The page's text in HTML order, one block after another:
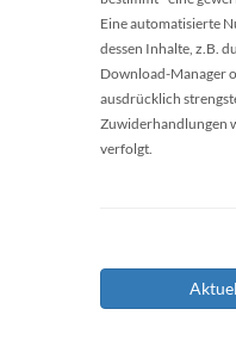
Eine automatisierte
dessen Inhalte, z.B.
Download-Manager
ausdrücklich
Zuwiderhandlungen
verfolgt.